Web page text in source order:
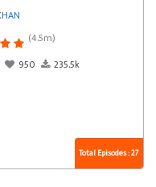
(4.5m)
950 235.5k
Total Episodes : 27